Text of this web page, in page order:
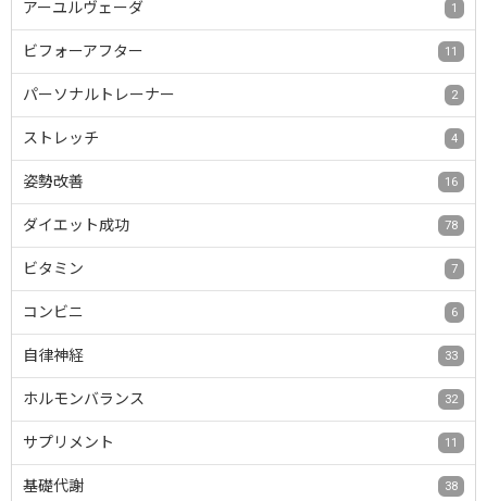
アーユルヴェーダ 1
ビフォーアフター 11
パーソナルトレーナー 2
ストレッチ 4
姿勢改善 16
ダイエット成功 78
ビタミン 7
コンビニ 6
自律神経 33
ホルモンバランス 32
サプリメント 11
基礎代謝 38